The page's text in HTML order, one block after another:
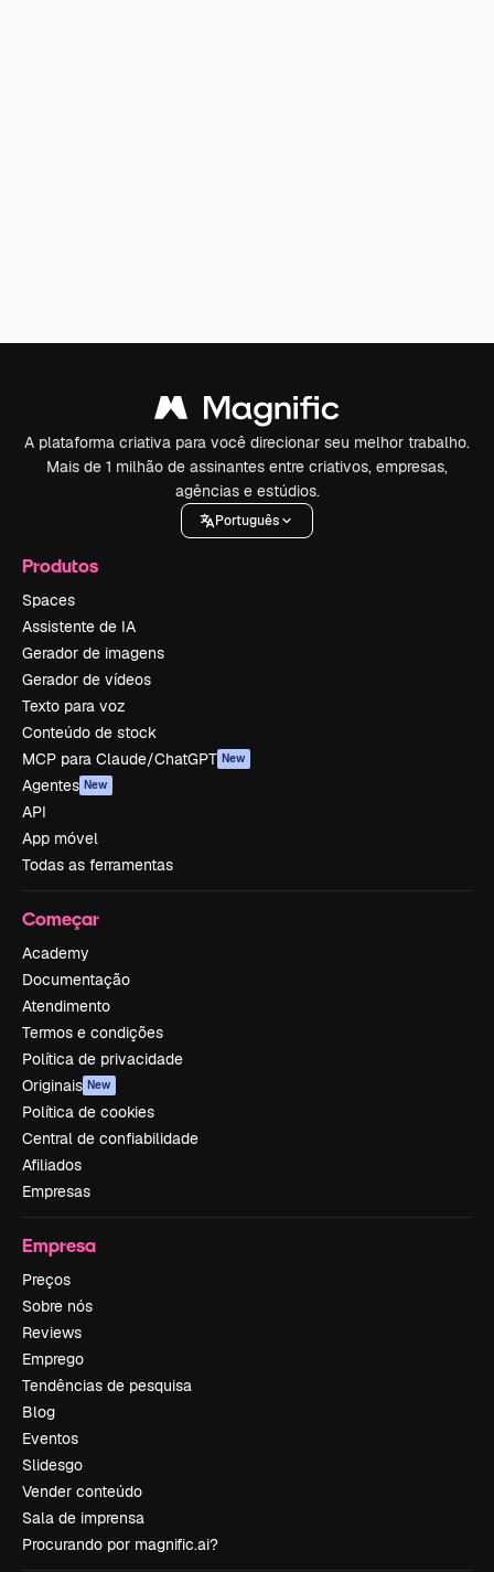
A plataforma criativa para você direcionar seu melhor trabalho.
Mais de 1 milhão de assinantes entre criativos, empresas,
agências e estúdios.
Português
Produtos
Spaces
Assistente de IA
Gerador de imagens
Gerador de vídeos
Texto para voz
Conteúdo de stock
MCP para Claude/ChatGPT New
Agentes New
API
App móvel
Todas as ferramentas
Começar
Academy
Documentação
Atendimento
Termos e condições
Política de privacidade
Originais New
Política de cookies
Central de confiabilidade
Afiliados
Empresas
Empresa
Preços
Sobre nós
Reviews
Emprego
Tendências de pesquisa
Blog
Eventos
Slidesgo
Vender conteúdo
Sala de imprensa
Procurando por magnific.ai?